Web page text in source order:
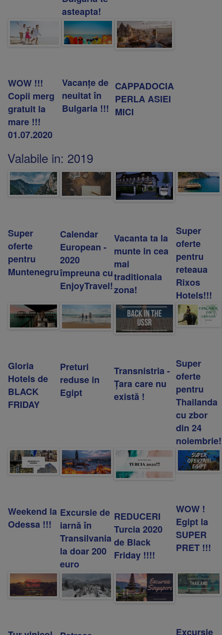
asteapta!
WOW !!!
Copii merg
gratuit la
mare !!!
01.07.2020
Vacanţe de
neuitat în
Bulgaria !!!
CAPPADOCIA
PERLA ASIEI
MICI
Valabile in: 2019
Super
oferte
pentru
Muntenegru
Calendar
European -
2020
împreuna cu
EnjoyTravel!
Vacanta ta la
munte in cea
mai
traditionala
zona!
Super
oferte
pentru
reteaua
Rixos
Hotels!!!
Gloria
Hotels de
BLACK
FRIDAY
Preturi
reduse in
Egipt
Transnistria -
Țara care nu
există !
Super
oferte
pentru
Thailanda
cu zbor
din 24
noiembrie!
Weekend la
Odessa !!!
Excursie de
iarnă în
Transilvania
la doar 200
euro
REDUCERI
Turcia 2020
de Black
Friday !!!!
WOW !
Egipt la
SUPER
PRET !!!
Excursie